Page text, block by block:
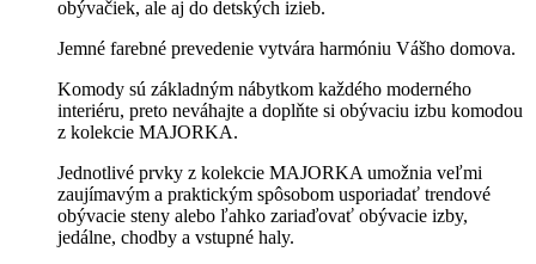
obývačiek, ale aj do detských izieb.
Jemné farebné prevedenie vytvára harmóniu Vášho domova.
Komody sú základným nábytkom každého moderného
interiéru, preto neváhajte a doplňte si obývaciu izbu komodou
z kolekcie MAJORKA.
Jednotlivé prvky z kolekcie MAJORKA umožnia veľmi
zaujímavým a praktickým spôsobom usporiadať trendové
obývacie steny alebo ľahko zariaďovať obývacie izby,
jedálne, chodby a vstupné haly.